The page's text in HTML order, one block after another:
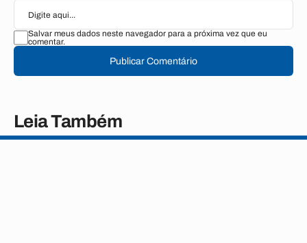
Salvar meus dados neste navegador para a próxima vez que eu
comentar.
Publicar Comentário
Leia Também